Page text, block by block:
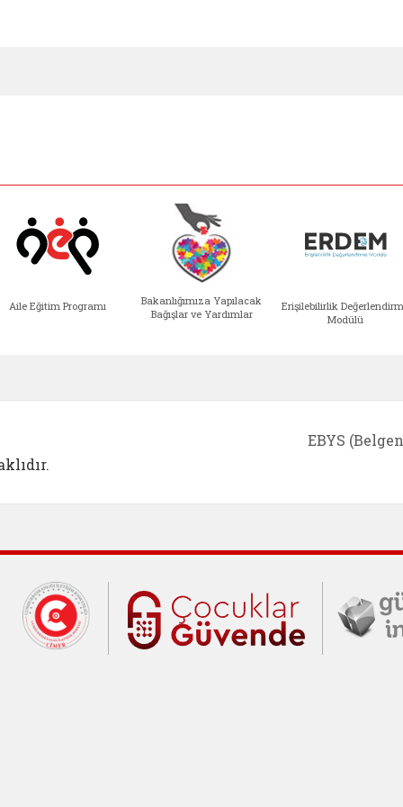
Aile Eğitim Programı
Bakanlığımıza Yapılacak
Bağışlar ve Yardımlar
Erişilebilirlik
Modülü
EBYS
Cumhurbaşkanlığı İletişim Merkezi
Çocuklar